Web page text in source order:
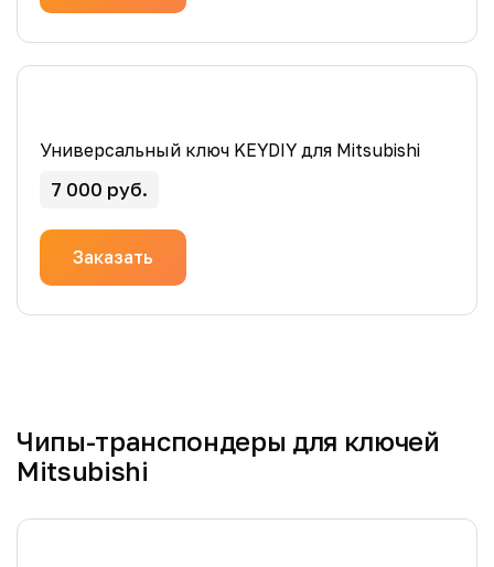
Универсальный ключ KEYDIY для Mitsubishi
7 000 руб.
Заказать
Чипы-транспондеры для ключей
Mitsubishi